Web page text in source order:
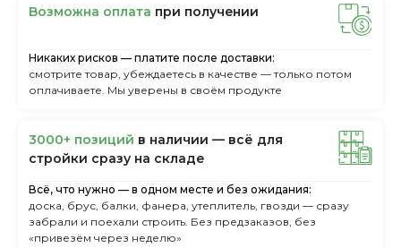
Boзмoжнa oплaтa пpи пoлучeнии
Никаких рисков — платите после доставки:
смотрите товар, убеждаетесь в качестве — только потом
оплачиваете. Мы уверены в своём продукте
3000+ пoзиций в нaличии — вcё для
cтpoйки cpaзу нa cклaдe
Всё, что нужно — в одном месте и без ожидания:
доска, брус, балки, фанера, утеплитель, гвозди — сразу
забрали и поехали строить. Без предзаказов, без
«привезём через неделю»